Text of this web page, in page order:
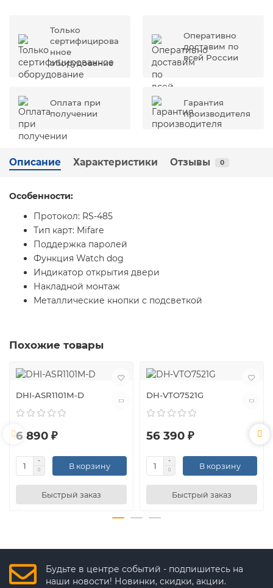
Только
сертифицирова
нное
оборудование
Оперативно
доставим по
всей России
Оплата при
получении
Гарантия
производителя
Описание Характеристики Отзывы 0
Особенности:
Протокол: RS-485
Тип карт: Mifare
Поддержка паролей
Функция Watch dog
Индикатор открытия двери
Накладной монтаж
Металлические кнопки с подсветкой
Похожие товары
DHI-ASR1101M-D
6 890 ₽
В корзину
Быстрый заказ
DH-VTO7521G
56 390 ₽
В корзину
Быстрый заказ
Будьте в центре событий - подпишитесь на
наши новости! Новинки, скидки, акции.